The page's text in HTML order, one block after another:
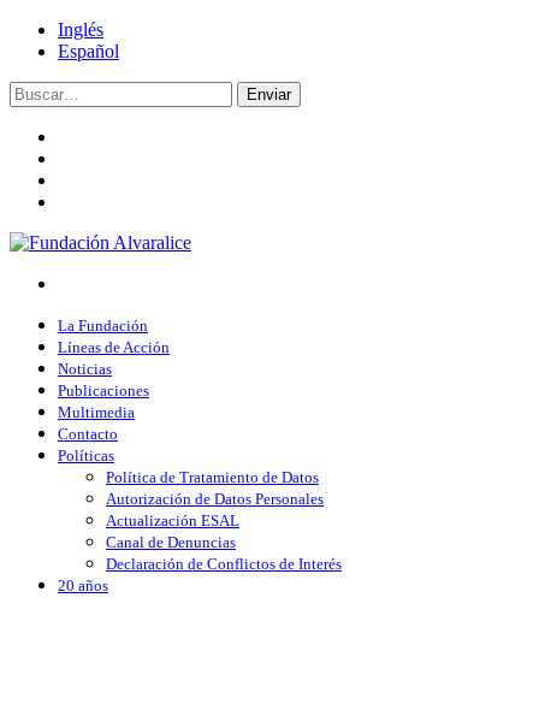
Inglés
Español
Enviar
La Fundación
Líneas de Acción
Noticias
Publicaciones
Multimedia
Contacto
Políticas
Política de Tratamiento de Datos
Autorización de Datos Personales
Actualización ESAL
Canal de Denuncias
Declaración de Conflictos de Interés
20 años